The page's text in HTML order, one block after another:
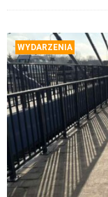
WYDARZENIA